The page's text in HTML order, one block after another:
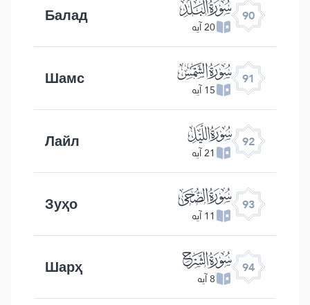
90 ﰇ
20 آیه Балад
91 ﰈ
15 آیه Шамс
92 ﰉ
21 آیه Лайл
93 ﰊ
11 آیه Зуҳо
94 ﰋ
8 آیه Шарҳ